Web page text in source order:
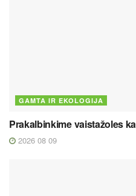
GAMTA IR EKOLOGIJA
Prakalbinkime vaistažoles
2026 08 09